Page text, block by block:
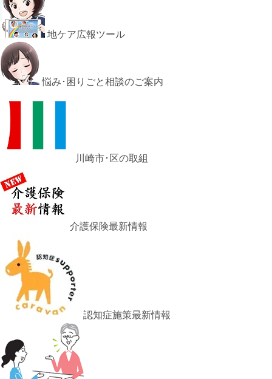
地ケア広報ツール
悩み･困りごと相談のご案内
川崎市･区の取組
介護保険最新情報
認知症施策最新情報